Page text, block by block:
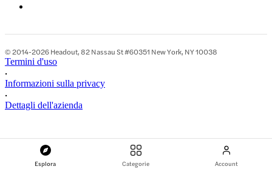
Esplora Categorie Account
© 2014-2026 Headout, 82 Nassau St #60351 New York, NY 10038
Termini d'uso
•
Informazioni sulla privacy
•
Dettagli dell'azienda